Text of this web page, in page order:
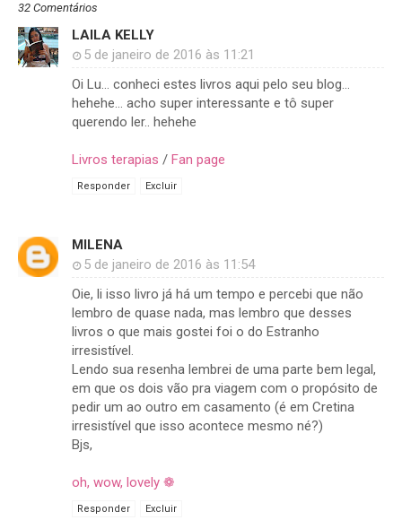
32 Comentários
LAILA KELLY
5 de janeiro de 2016 às 11:21
Oi Lu... conheci estes livros aqui pelo seu blog...
hehehe... acho super interessante e tô super
querendo ler.. hehehe
Livros terapias / Fan page
Responder Excluir
MILENA
5 de janeiro de 2016 às 11:54
Oie, li isso livro já há um tempo e percebi que não
lembro de quase nada, mas lembro que desses
livros o que mais gostei foi o do Estranho
irresistível.
Lendo sua resenha lembrei de uma parte bem legal,
em que os dois vão pra viagem com o propósito de
pedir um ao outro em casamento (é em Cretina
irresistível que isso acontece mesmo né?)
Bjs,
oh, wow, lovely ❁
Responder Excluir